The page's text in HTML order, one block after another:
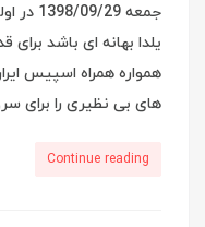
جمعه
یلدا بهانه ای باشد
همواره همراه اسپیس
های بی نظیری را برای
Continue reading